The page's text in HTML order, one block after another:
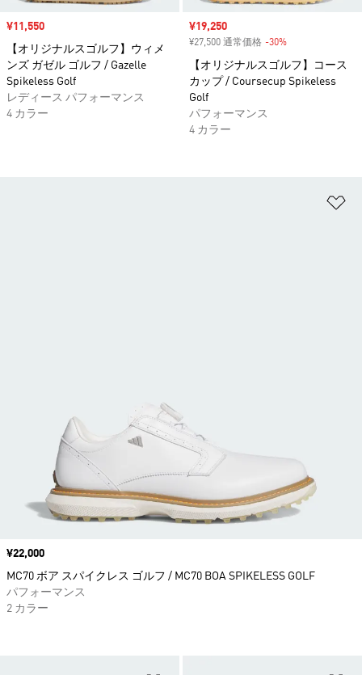
セール価格
¥11,550
【オリジナルスゴルフ】ウィメ
ンズ ガゼル ゴルフ / Gazelle
Spikeless Golf
レディース パフォーマンス
4 カラー
セール価格
¥19,250
¥27,500 通常価格 -30%
【オリジナルスゴルフ】コース
カップ / Coursecup Spikeless
Golf
パフォーマンス
4 カラー
価格
¥22,000
MC70 ボア スパイクレス ゴルフ / MC70 BOA SPIKELESS GOLF
パフォーマンス
2 カラー